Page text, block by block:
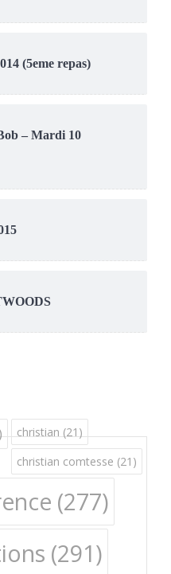
(5eme repas)
– Mardi 10
christian (21)
christian comtesse (21)
(277)
(291)